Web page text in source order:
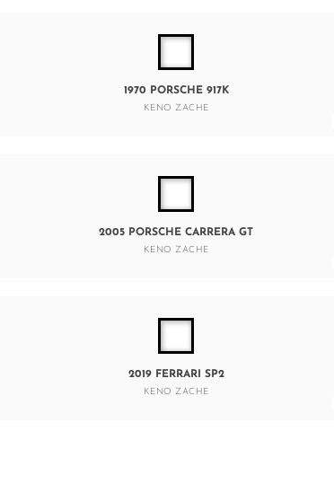
1970 PORSCHE 917K
KENO ZACHE
2005 PORSCHE CARRERA GT
KENO ZACHE
2019 FERRARI SP2
KENO ZACHE